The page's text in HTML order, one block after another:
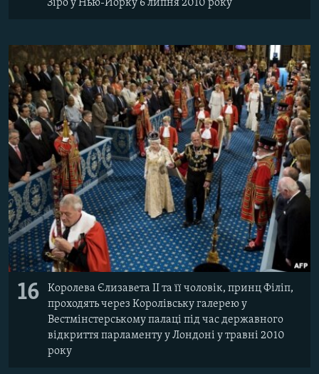
Зіро у Нью-Йорку 6 липня 2010 року
16
Королева Єлизавета II та її чоловік, принц Філіп,
проходять через Королівську галерею у
Вестмінстерському палаці під час державного
відкриття парламенту у Лондоні у травні 2010
року